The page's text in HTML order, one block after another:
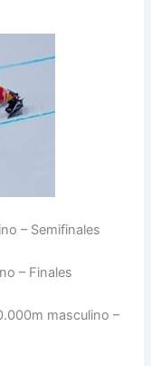
– Semifinales
– Finales
masculino –